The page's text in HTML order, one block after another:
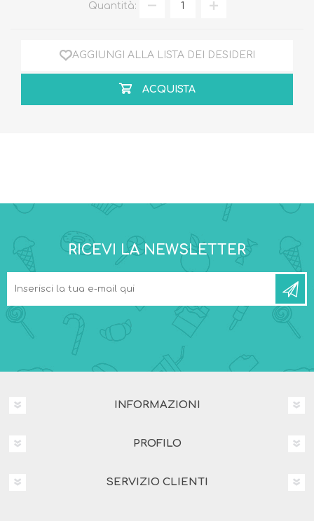
Quantità:
AGGIUNGI ALLA LISTA DEI DESIDERI
ACQUISTA
RICEVI LA NEWSLETTER
INFORMAZIONI
PROFILO
SERVIZIO CLIENTI